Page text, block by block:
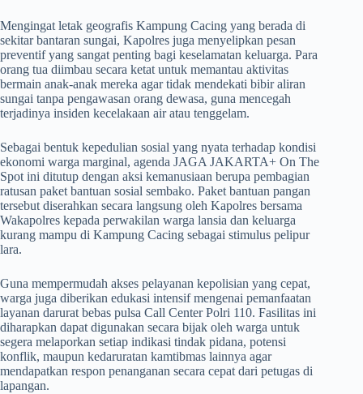
​Mengingat letak geografis Kampung Cacing yang berada di
sekitar bantaran sungai, Kapolres juga menyelipkan pesan
preventif yang sangat penting bagi keselamatan keluarga. Para
orang tua diimbau secara ketat untuk memantau aktivitas
bermain anak-anak mereka agar tidak mendekati bibir aliran
sungai tanpa pengawasan orang dewasa, guna mencegah
terjadinya insiden kecelakaan air atau tenggelam.
​Sebagai bentuk kepedulian sosial yang nyata terhadap kondisi
ekonomi warga marginal, agenda JAGA JAKARTA+ On The
Spot ini ditutup dengan aksi kemanusiaan berupa pembagian
ratusan paket bantuan sosial sembako. Paket bantuan pangan
tersebut diserahkan secara langsung oleh Kapolres bersama
Wakapolres kepada perwakilan warga lansia dan keluarga
kurang mampu di Kampung Cacing sebagai stimulus pelipur
lara.
​Guna mempermudah akses pelayanan kepolisian yang cepat,
warga juga diberikan edukasi intensif mengenai pemanfaatan
layanan darurat bebas pulsa Call Center Polri 110. Fasilitas ini
diharapkan dapat digunakan secara bijak oleh warga untuk
segera melaporkan setiap indikasi tindak pidana, potensi
konflik, maupun kedaruratan kamtibmas lainnya agar
mendapatkan respon penanganan secara cepat dari petugas di
lapangan.